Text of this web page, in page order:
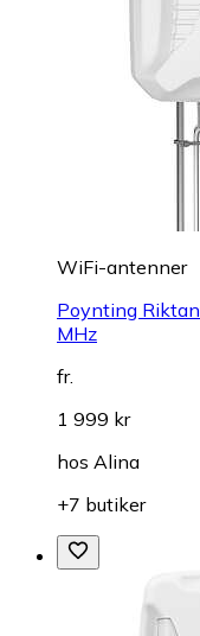
WiFi-antenner
Poynting
MHz
fr.
1 999 kr
hos Alina
+7 butiker